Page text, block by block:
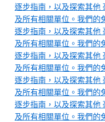
逐步指南，以及探索其他
及所有相關單位。我們的
逐步指南，以及探索其他
及所有相關單位。我們的
逐步指南，以及探索其他
及所有相關單位。我們的
逐步指南，以及探索其他
及所有相關單位。我們的
逐步指南，以及探索其他
及所有相關單位。我們的